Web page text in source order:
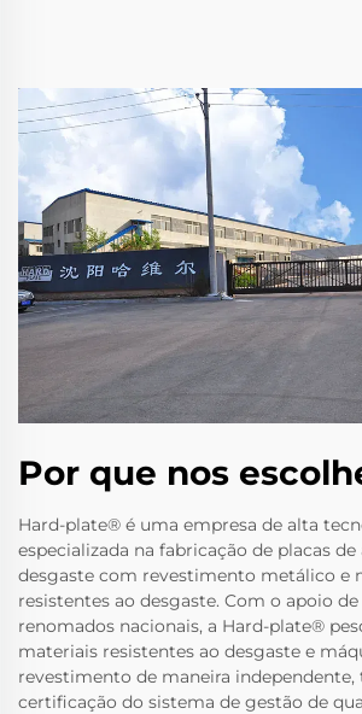
Por que nos
Hard-plate® é uma empresa de alta
especializada na fabricação de placas
desgaste com revestimento metálico e
resistentes ao desgaste. Com o apoio
renomados nacionais, a Hard-plate®
materiais resistentes ao desgaste e
revestimento de maneira independente,
certificação do sistema de gestão de